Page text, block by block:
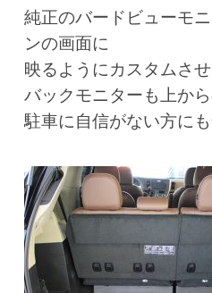
純正のバードビューモ
ンの画面に
映るようにカスタムさ
バックモニターも上か
駐車に自信がない方に